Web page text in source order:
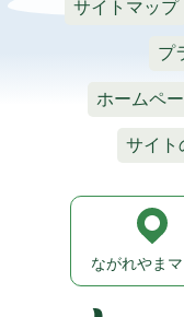
サイトマップ
プ
ホームペ
サイト
ながれやま